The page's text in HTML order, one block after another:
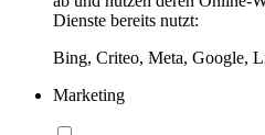
Dienste bereits nutzt:
Bing, Criteo, Meta, Google,
Marketing